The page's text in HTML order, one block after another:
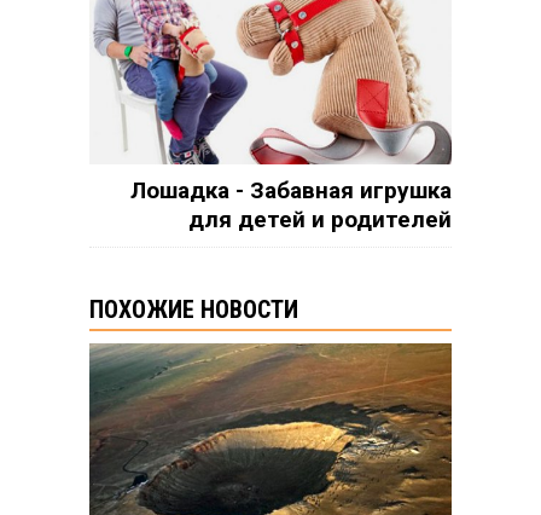
Лошадка - Забавная игрушка
для детей и родителей
ПОХОЖИЕ НОВОСТИ